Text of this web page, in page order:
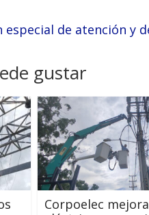
especial de atención y
gustar
Corpoelec